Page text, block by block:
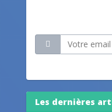
Les dernières